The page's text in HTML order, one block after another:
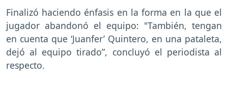
Finalizó haciendo énfasis en la forma en la que el
jugador abandonó el equipo: "También, tengan
en cuenta que ‘Juanfer’ Quintero, en una pataleta,
dejó al equipo tirado”, concluyó el periodista al
respecto.